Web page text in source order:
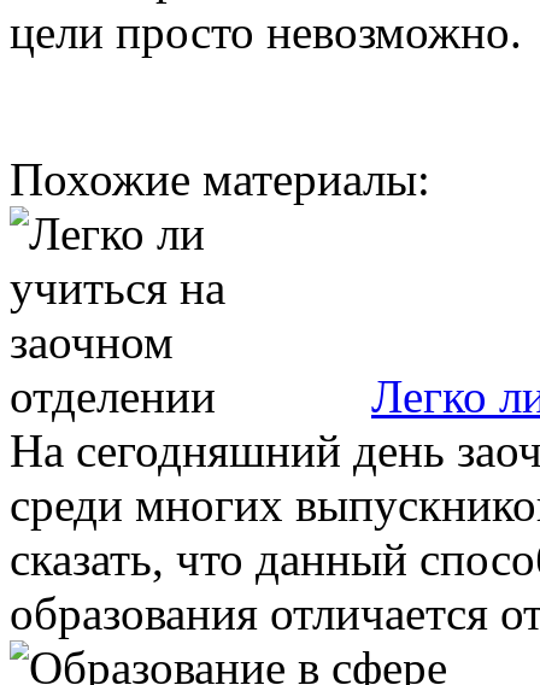
цели просто невозможно.
Похожие материалы:
Легко
На сегодняшний день
среди многих
сказать, что данный
образования отличается